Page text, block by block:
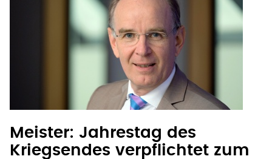
Meister: Jahrestag des
Kriegsendes verpflichtet zum